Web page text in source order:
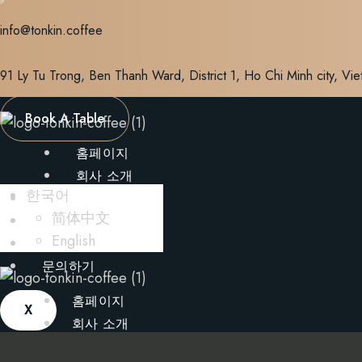
Skip
to
info@tonkin.coffee
91 Ly Tu Trong, Ben Thanh Ward, District 1, Ho Chi Minh city,
Book A Table
홈페이지
회사 소개
메뉴
블로그
갤러리
문의하기
X
한국어
简体中文
English
홈페이지
회사 소개